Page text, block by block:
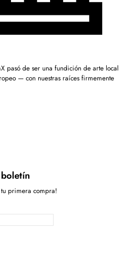
pasó de ser una fundición de arte local
— con nuestras raíces firmemente
tu primera compra!